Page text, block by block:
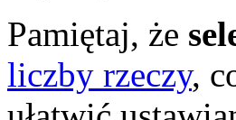
Pamiętaj, że
liczby rzeczy,